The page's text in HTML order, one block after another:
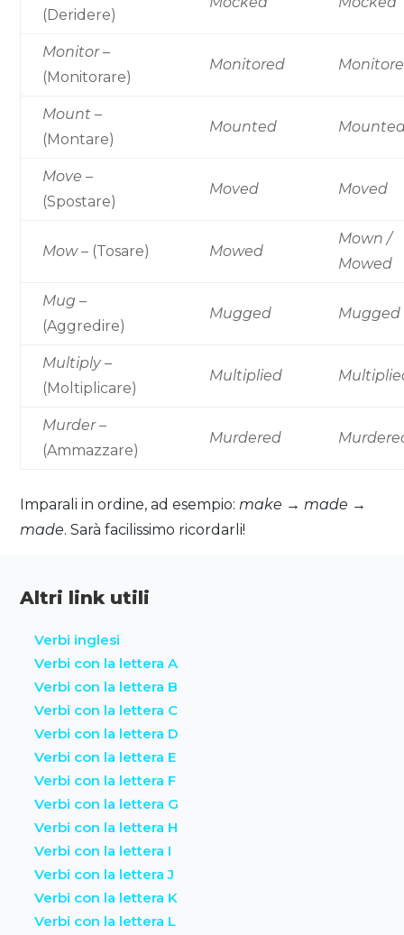
(Deridere)
Monitor–
(Monitorare)
Monitored
Mount –
(Montare)
Mounted
Move –
(Spostare)
Moved Moved
Mow– (Tosare) Mowed
Mown /
Mowed
Mug –
(Aggredire)
Mugged Mugged
Multiply–
(Moltiplicare)
Multiplied
Murder–
(Ammazzare)
Murdered
Imparali in ordine, ad esempio:make → made →
made. Sarà facilissimo ricordarli!
Altri link utili
Verbi inglesi
Verbi con la lettera A
Verbi con la lettera B
Verbi con la lettera C
Verbi con la lettera D
Verbi con la lettera E
Verbi con la lettera F
Verbi con la lettera G
Verbi con la lettera H
Verbi con la lettera I
Verbi con la lettera J
Verbi con la lettera K
Verbi con la lettera L